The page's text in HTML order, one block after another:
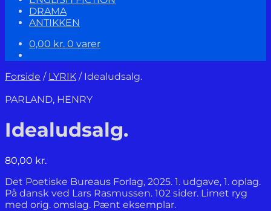
DRAMA
ANTIKKEN
0,00 kr. 0 varer
Forside / LYRIK / Idealudsalg.
PARLAND, HENRY
Idealudsalg.
80,00 kr.
Det Poetiske Bureaus Forlag, 2025. 1. udgave, 1. oplag.
På dansk ved Lars Rasmussen. 102 sider. Limet ryg
med orig. omslag. Pænt eksemplar.